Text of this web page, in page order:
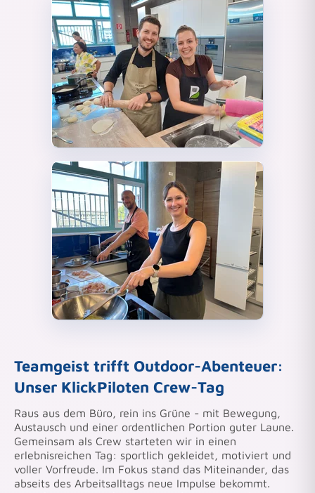
Teamgeist trifft Outdoor-Abenteuer:
Unser KlickPiloten Crew-Tag
Raus aus dem Büro, rein ins Grüne - mit Bewegung,
Austausch und einer ordentlichen Portion guter Laune.
Gemeinsam als Crew starteten wir in einen
erlebnisreichen Tag: sportlich gekleidet, motiviert und
voller Vorfreude. Im Fokus stand das Miteinander, das
abseits des Arbeitsalltags neue Impulse bekommt.